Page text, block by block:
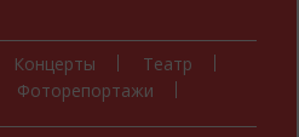
Концерты
Театр
Фоторепортажи